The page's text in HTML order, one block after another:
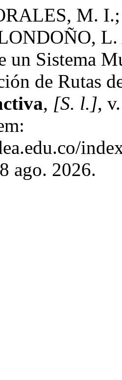
M.
L.
un Sistema
de Rutas
, [S. l.],
ago. 2026.